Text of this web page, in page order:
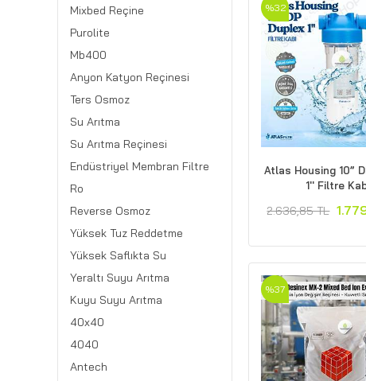
Mixbed Reçine
Purolite
Mb400
Anyon Katyon Reçinesi
Ters Osmoz
Su Arıtma
Su Arıtma Reçinesi
Endüstriyel Membran Filtre
Ro
Reverse Osmoz
Yüksek Tuz Reddetme
Yüksek Saflıkta Su
Yeraltı Suyu Arıtma
Kuyu Suyu Arıtma
40x40
4040
Antech
Atlas Housing 10”
1'' Filtre
2.636,85 TL
%32
%37